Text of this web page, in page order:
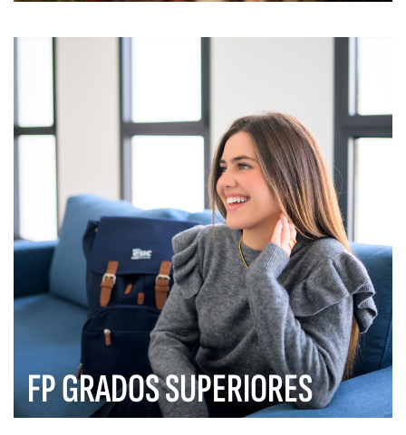
FP GRADOS SUPERIORES